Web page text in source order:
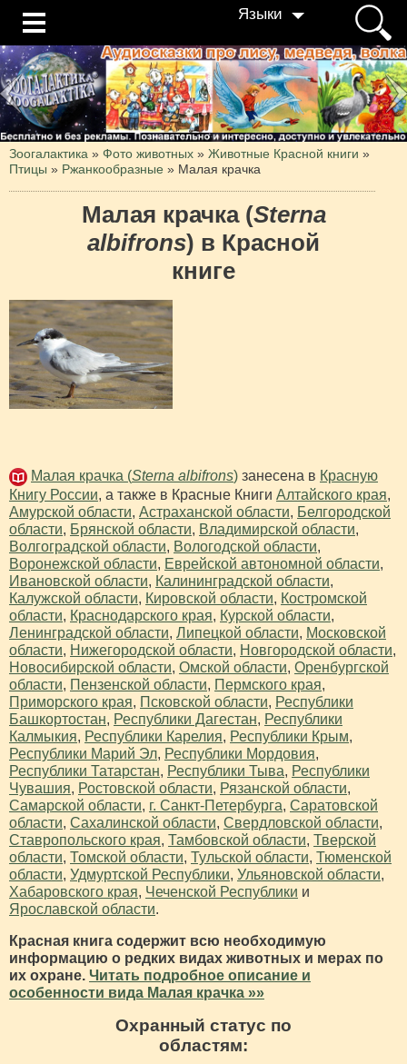
Языки
Зоогалактика » Фото животных » Животные Красной книги »
Птицы » Ржанкообразные » Малая крачка
Малая крачка (Sterna
albifrons) в Красной
книге
Малая крачка (Sterna albifrons) занесена в Красную
Книгу России, а также в Красные Книги Алтайского края,
Амурской области, Астраханской области, Белгородской
области, Брянской области, Владимирской области,
Волгоградской области, Вологодской области,
Воронежской области, Еврейской автономной области,
Ивановской области, Калининградской области,
Калужской области, Кировской области, Костромской
области, Краснодарского края, Курской области,
Ленинградской области, Липецкой области, Московской
области, Нижегородской области, Новгородской области,
Новосибирской области, Омской области, Оренбургской
области, Пензенской области, Пермского края,
Приморского края, Псковской области, Республики
Башкортостан, Республики Дагестан, Республики
Калмыкия, Республики Карелия, Республики Крым,
Республики Марий Эл, Республики Мордовия,
Республики Татарстан, Республики Тыва, Республики
Чувашия, Ростовской области, Рязанской области,
Самарской области, г. Санкт-Петербурга, Саратовской
области, Сахалинской области, Свердловской области,
Ставропольского края, Тамбовской области, Тверской
области, Томской области, Тульской области, Тюменской
области, Удмуртской Республики, Ульяновской области,
Хабаровского края, Чеченской Республики и
Ярославской области.
Красная книга содержит всю необходимую
информацию о редких видах животных и мерах по
их охране. Читать подробное описание и
особенности вида Малая крачка »»
Охранный статус по
областям: